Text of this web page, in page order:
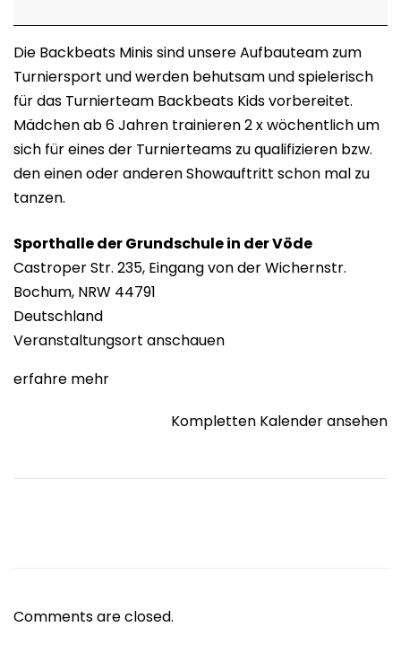
Die Backbeats Minis sind unsere Aufbauteam zum
Turniersport und werden behutsam und spielerisch
für das Turnierteam Backbeats Kids vorbereitet.
Mädchen ab 6 Jahren trainieren 2 x wöchentlich um
sich für eines der Turnierteams zu qualifizieren bzw.
den einen oder anderen Showauftritt schon mal zu
tanzen.
Sporthalle der Grundschule in der Vöde
Castroper Str. 235 Eingang von der Wichernstr.
Bochum, NRW 44791
Deutschland
Veranstaltungsort anschauen
erfahre mehr
Kompletten Kalender ansehen
Comments are closed.